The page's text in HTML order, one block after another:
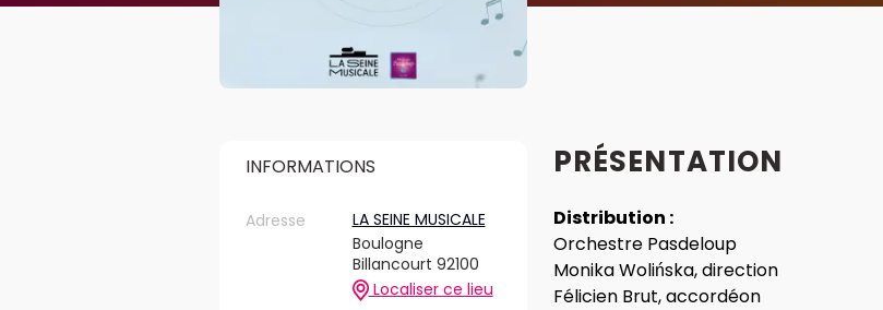
INFORMATIONS
Adresse
LA SEINE MUSICALE
Boulogne
Billancourt 92100
Localiser ce lieu
PRÉSENTATION
Distribution :
Orchestre Pasdeloup
Monika Wolińska, direction
Félicien Brut, accordéon